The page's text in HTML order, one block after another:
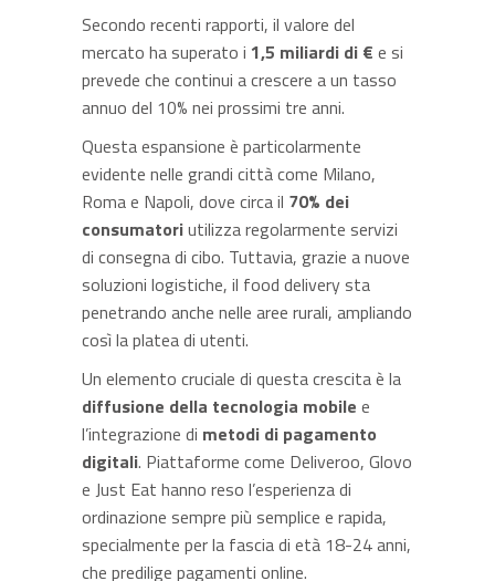
Secondo recenti rapporti, il valore del
mercato ha superato i 1,5 miliardi di € e si
prevede che continui a crescere a un tasso
annuo del 10% nei prossimi tre anni.
Questa espansione è particolarmente
evidente nelle grandi città come Milano,
Roma e Napoli, dove circa il 70% dei
consumatoriutilizza regolarmente servizi
di consegna di cibo. Tuttavia, grazie a nuove
soluzioni logistiche, il food delivery sta
penetrando anche nelle aree rurali, ampliando
così la platea di utenti.
Un elemento cruciale di questa crescita è la
diffusione della tecnologia mobile e
l’integrazione di metodi di pagamento
digitali. Piattaforme come Deliveroo, Glovo
e Just Eat hanno reso l’esperienza di
ordinazione sempre più semplice e rapida,
specialmente per la fascia di età 18-24 anni,
che predilige pagamenti online.